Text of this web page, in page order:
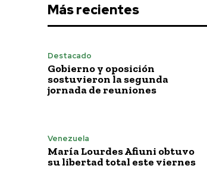
Más recientes
Destacado
Gobierno y oposición
sostuvieron la segunda
jornada de reuniones
Venezuela
María Lourdes Afiuni obtuvo
su libertad total este viernes